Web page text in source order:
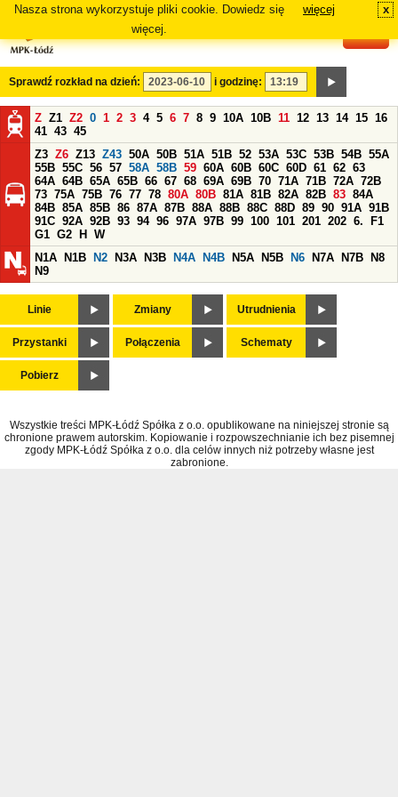
Nasza strona wykorzystuje pliki cookie. Dowiedz się
więcej.
więcej x
Sprawdź rozkład na dzień: i godzinę:
Z Z1 Z2 0 1 2 3 4 5 6 7 8 9 10A 10B 11 12 13 14 15 16
41 43 45
Z3 Z6 Z13 Z43 50A 50B 51A 51B 52 53A 53C 53B 54B 55A
55B 55C 56 57 58A 58B 59 60A 60B 60C 60D 61 62 63
64A 64B 65A 65B 66 67 68 69A 69B 70 71A 71B 72A 72B
73 75A 75B 76 77 78 80A 80B 81A 81B 82A 82B 83 84A
84B 85A 85B 86 87A 87B 88A 88B 88C 88D 89 90 91A 91B
91C 92A 92B 93 94 96 97A 97B 99 100 101 201 202 6.
F1
G1 G2 H
W
N1A
N1B N2 N3A N3B N4A N4B N5A N5B N6 N7A N7B
N8
N9
Linie Zmiany Utrudnienia
Przystanki Połączenia Schematy
Pobierz
Wszystkie treści MPK-Łódź Spółka z o.o. opublikowane na niniejszej stronie są
chronione prawem autorskim. Kopiowanie i rozpowszechnianie ich bez pisemnej
zgody MPK-Łódź Spółka z o.o. dla celów innych niż potrzeby własne jest
zabronione.